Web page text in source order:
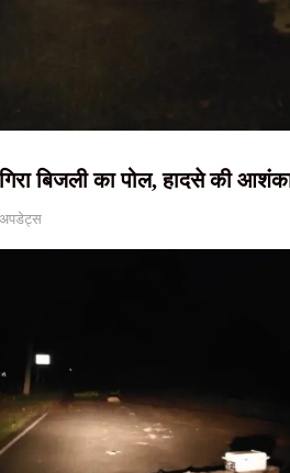
बिजली का पोल, हादसे की
अपडेट्स